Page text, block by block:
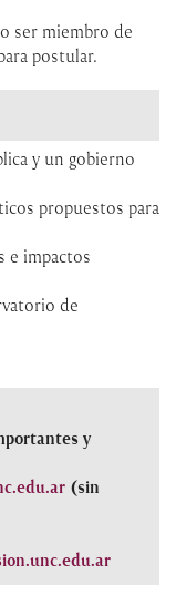
ser miembro de
postular.
y un gobierno
propuestos para
e impactos
de
y
(sin